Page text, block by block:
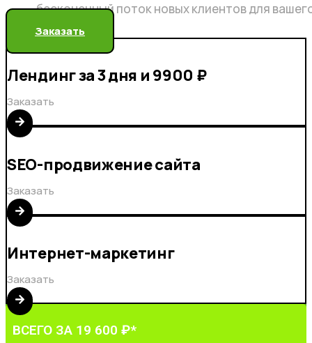
бесконечный поток новых клиентов для
Заказать
Лендинг за 3 дня и 9900 ₽
Заказать
SEO-продвижение сайта
Заказать
Интернет-маркетинг
Заказать
ВСЕГО ЗА 19 600 ₽*